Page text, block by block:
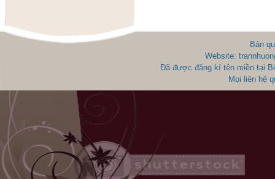
Bản
Website:
Đã được đăng kí tên miền tại
Mọi liên hệ